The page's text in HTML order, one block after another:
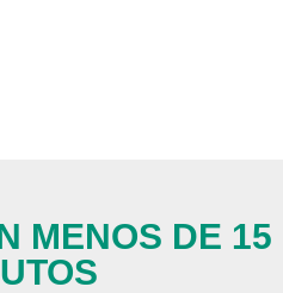
MENOS DE 15